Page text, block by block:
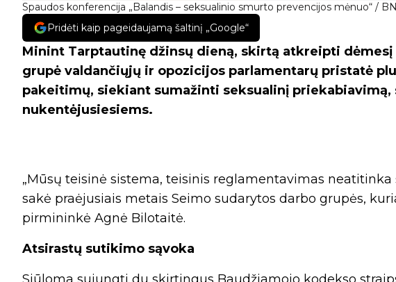
Spaudos konferencija „Balandis – seksualinio smurto prevencijos mėnuo“ /
Pridėti kaip pageidaujamą šaltinį „Google“
Minint Tarptautinę džinsų dieną, skirtą atkreipti
grupė valdančiųjų ir opozicijos parlamentarų pristatė
pakeitimų, siekiant sumažinti seksualinį
nukentėjusiesiems.
„Mūsų teisinė sistema, teisinis reglamentavimas neatitinka
sakė praėjusiais metais Seimo sudarytos darbo grupės,
pirmininkė Agnė Bilotaitė.
Atsirastų sutikimo sąvoka